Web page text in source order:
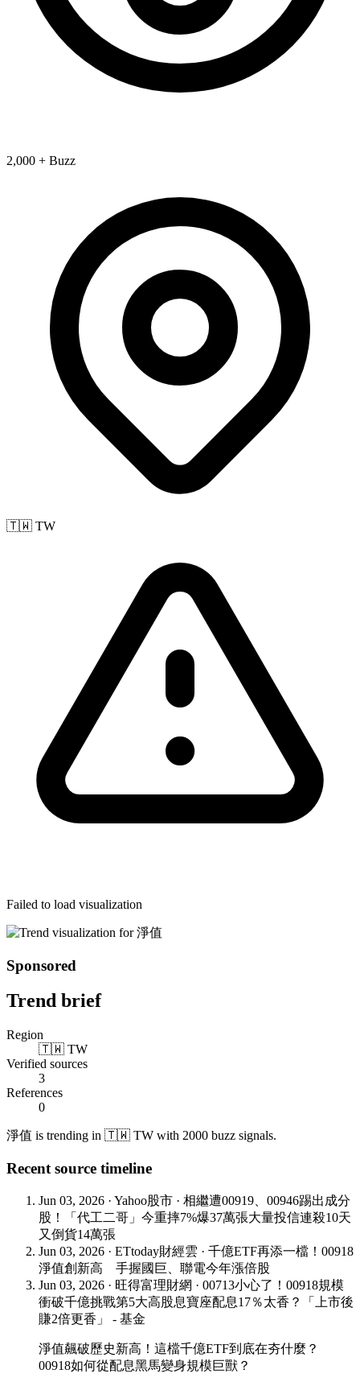
2,000 + Buzz
🇹🇼 TW
Failed to load visualization
Sponsored
Trend brief
Region
🇹🇼 TW
Verified sources
3
References
0
淨值 is trending in 🇹🇼 TW with 2000 buzz signals.
Recent source timeline
Jun 03, 2026 · Yahoo股市 · 相繼遭00919、00946踢出成分
股！「代工二哥」今重摔7%爆37萬張大量投信連殺10天
又倒貨14萬張
Jun 03, 2026 · ETtoday財經雲 · 千億ETF再添一檔！00918
淨值創新高 手握國巨、聯電今年漲倍股
Jun 03, 2026 · 旺得富理財網 · 00713小心了！00918規模
衝破千億挑戰第5大高股息寶座配息17％太香？「上市後
賺2倍更香」 - 基金
淨值飆破歷史新高！這檔千億ETF到底在夯什麼？
00918如何從配息黑馬變身規模巨獸？